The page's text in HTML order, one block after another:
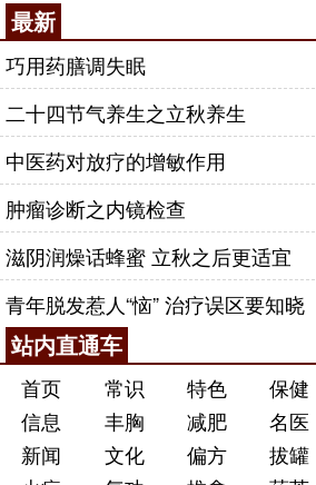
最新
巧用药膳调失眠
二十四节气养生之立秋养生
中医药对放疗的增敏作用
肿瘤诊断之内镜检查
滋阴润燥话蜂蜜 立秋之后更适宜
青年脱发惹人“恼” 治疗误区要知晓
站内直通车
首页 常识 特色 保健
信息
丰胸 减肥 名医
新闻
文化 偏方 拔罐